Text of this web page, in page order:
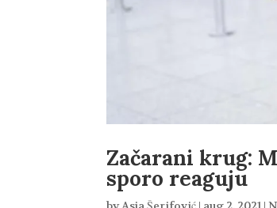
Začarani krug:
sporo reaguju